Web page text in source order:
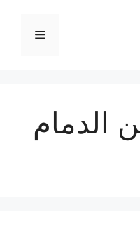
القائمة
الدمام